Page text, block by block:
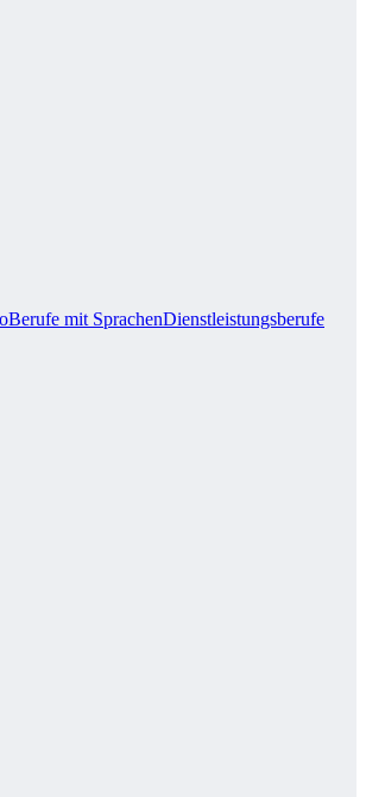
Berufe mit SprachenDienstleistungsberufe